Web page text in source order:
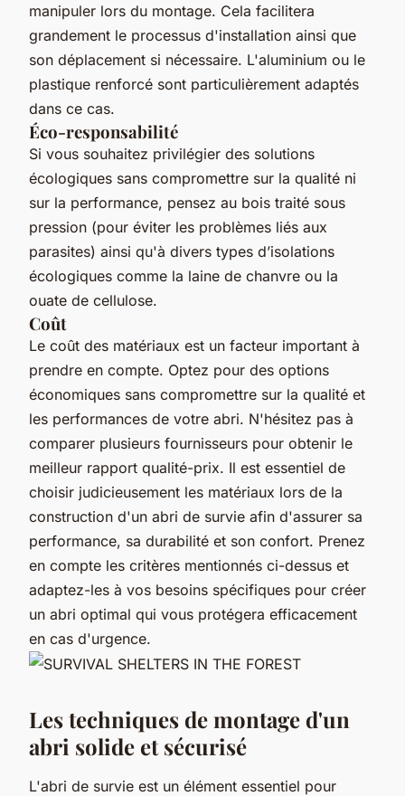
manipuler lors du montage. Cela facilitera
grandement le processus d'installation ainsi que
son déplacement si nécessaire. L'aluminium ou le
plastique renforcé sont particulièrement adaptés
dans ce cas.
Éco-responsabilité
Si vous souhaitez privilégier des solutions
écologiques sans compromettre sur la qualité ni
sur la performance, pensez au bois traité sous
pression (pour éviter les problèmes liés aux
parasites) ainsi qu'à divers types d’isolations
écologiques comme la laine de chanvre ou la
ouate de cellulose.
Coût
Le coût des matériaux est un facteur important à
prendre en compte. Optez pour des options
économiques sans compromettre sur la qualité et
les performances de votre abri. N'hésitez pas à
comparer plusieurs fournisseurs pour obtenir le
meilleur rapport qualité-prix. Il est essentiel de
choisir judicieusement les matériaux lors de la
construction d'un abri de survie afin d'assurer sa
performance, sa durabilité et son confort. Prenez
en compte les critères mentionnés ci-dessus et
adaptez-les à vos besoins spécifiques pour créer
un abri optimal qui vous protégera efficacement
en cas d'urgence.
Les techniques de montage d'un
abri solide et sécurisé
L'abri de survie est un élément essentiel pour